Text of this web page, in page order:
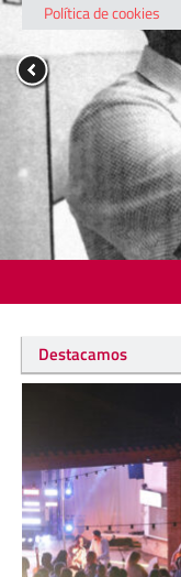
Destacamos
Política de cookies